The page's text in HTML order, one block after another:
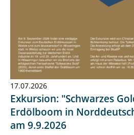
17.07.2026
Exkursion: "Schwarzes
Erdölboom in
am 9.9.2026